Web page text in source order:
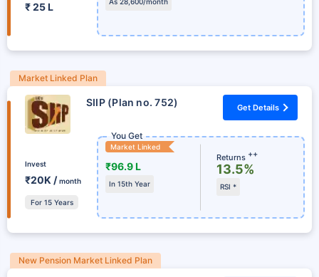
₹ 25 L
Market Linked Plan
SIIP (Plan no. 752) Get Details
Invest
₹20K /month
For 15 Years
You Get
Market Linked
₹96.9 L
In 15th Year
Returns ++
13.5%
RSI *
New Pension Market Linked Plan